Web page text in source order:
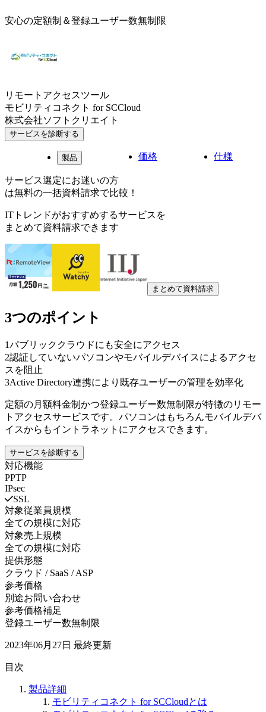
安心の定額制＆登録ユーザー数無制限
リモートアクセスツール
モビリティコネクト for SCCloud
株式会社ソフトクリエイト
サービスを診断する
製品 価格 仕様
サービス選定にお迷いの方
は無料の一括資料請求で比較！
ITトレンドがおすすめするサービスを
まとめて資料請求できます
まとめて資料請求
3つのポイント
1パブリッククラウドにも安全にアクセス
2認証していないパソコンやモバイルデバイスによるアクセ
スを阻止
3Active Directory連携により既存ユーザーの管理を効率化
定額の月額料金制かつ登録ユーザー数無制限が特徴のリモー
トアクセスサービスです。パソコンはもちろんモバイルデバ
イスからもイントラネットにアクセスできます。
サービスを診断する
対応機能
PPTP
IPsec
SSL
対象従業員規模
全ての規模に対応
対象売上規模
全ての規模に対応
提供形態
クラウド / SaaS / ASP
参考価格
別途お問い合わせ
参考価格補足
登録ユーザー数無制限
2023年06月27日 最終更新
目次
製品詳細
モビリティコネクト for SCCloudとは